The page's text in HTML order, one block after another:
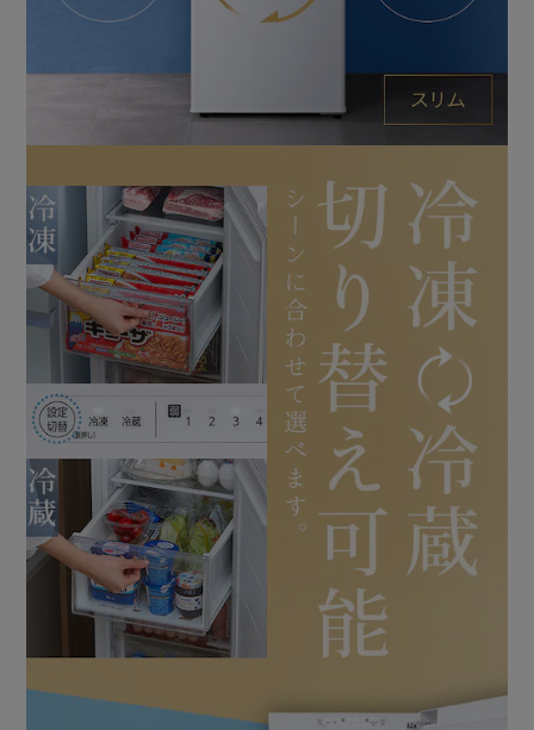
便利機能。
転倒防止ベルト取付可能。
インバーター搭載でコンプレッサーを効率よく運転し、消費
電力を抑えることが出来ます。